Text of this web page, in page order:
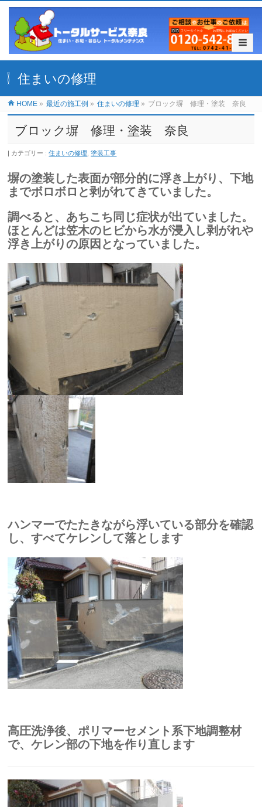
住まいの修理
HOME » 最近の施工例 » 住まいの修理 » ブロック塀 修理・塗装 奈良
ブロック塀 修理・塗装 奈良
カテゴリー :住まいの修理 ,塗装工事
塀の塗装した表面が部分的に浮き上がり、下地
までボロボロと剥がれてきていました。
調べると、あちこち同じ症状が出ていました。
ほとんどは笠木のヒビから水が浸入し剥がれや
浮き上がりの原因となっていました。
ハンマーでたたきながら浮いている部分を確認
し、すべてケレンして落とします
高圧洗浄後、ポリマーセメント系下地調整材
で、ケレン部の下地を作り直します